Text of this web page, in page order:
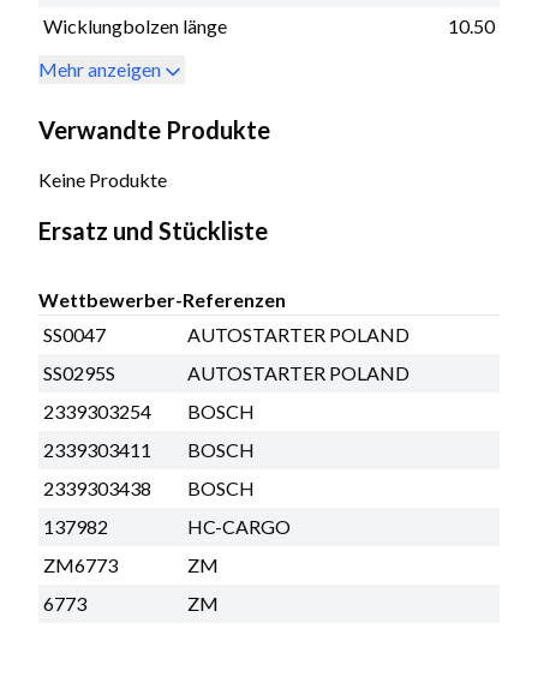
Wicklungbolzen länge
10.50
Mehr anzeigen
Verwandte Produkte
Keine Produkte
Ersatz und Stückliste
Wettbewerber-Referenzen
SS0047
AUTOSTARTER POLAND
SS0295S
AUTOSTARTER POLAND
2339303254
BOSCH
2339303411
BOSCH
2339303438
BOSCH
137982
HC-CARGO
ZM6773
ZM
6773
ZM